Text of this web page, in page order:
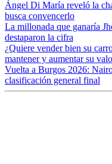
Ángel Di María reveló la
busca convencerlo
La millonada que ganaría
destaparon la cifra
¿Quiere vender bien su
mantener y aumentar su
Vuelta a Burgos 2026:
clasificación general final